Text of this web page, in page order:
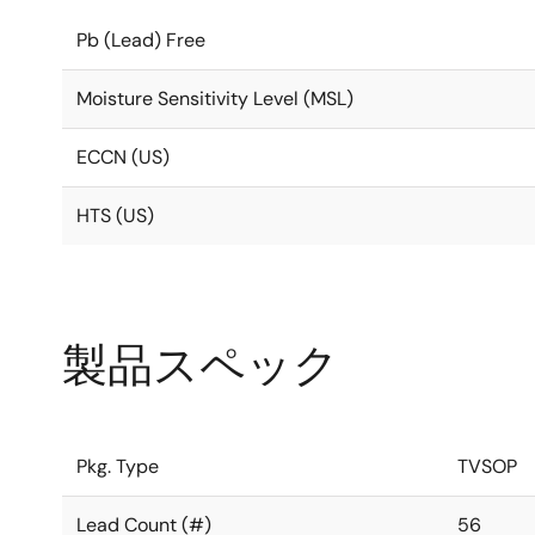
Pb (Lead) Free
Moisture Sensitivity Level (MSL)
ECCN (US)
HTS (US)
製品スペック
Pkg. Type TVSOP
Lead Count (#) 56